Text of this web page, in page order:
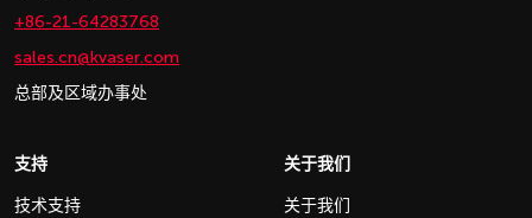
+86-21-64283768
sales.cn@kvaser.com
总部及区域办事处
支持
技术支持
关于我们
关于我们